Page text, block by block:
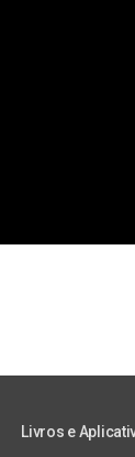
Livros e